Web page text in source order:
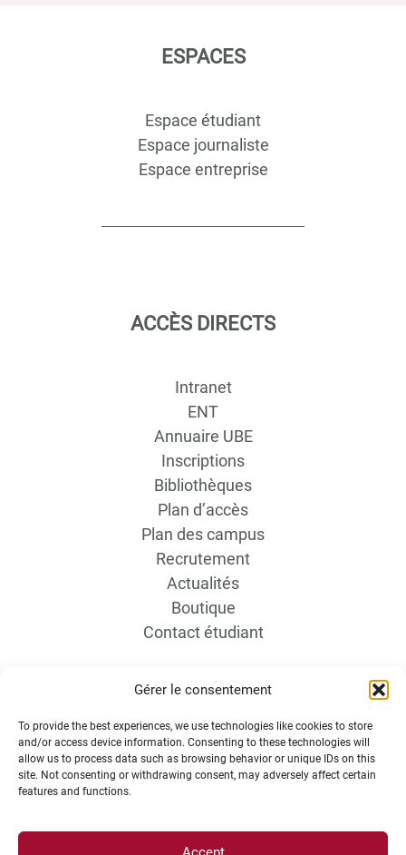
Gérer le consentement
To provide the best experiences, we use technologies like cookies to store
and/or access device information. Consenting to these technologies will
allow us to process data such as browsing behavior or unique IDs on this
site. Not consenting or withdrawing consent, may adversely affect certain
features and functions.
ESPACES
Espace étudiant
Espace journaliste
Espace entreprise
ACCÈS DIRECTS
Intranet
ENT
Annuaire UBE
Inscriptions
Bibliothèques
Plan d’accès
Plan des campus
Recrutement
Actualités
Boutique
Contact étudiant
INFORMATIONS LÉGALES
Plan d’accès des campus